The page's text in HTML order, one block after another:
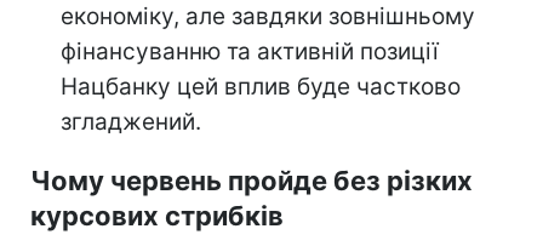
економіку, але завдяки зовнішньому
фінансуванню та активній позиції
Нацбанку цей вплив буде частково
згладжений.
Чому червень пройде без різких
курсових стрибків